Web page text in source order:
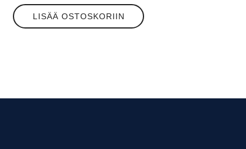
LISÄÄ OSTOSKORIIN